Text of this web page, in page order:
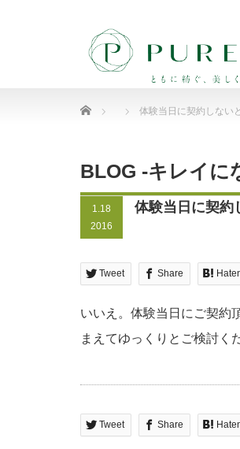
Home 体験当日に契約しない
BLOG -キレイに
1.18
2016
体験当日に契約
Tweet Share
いいえ。体験当日にご契約
まえてゆっくりとご検討く
Tweet Share